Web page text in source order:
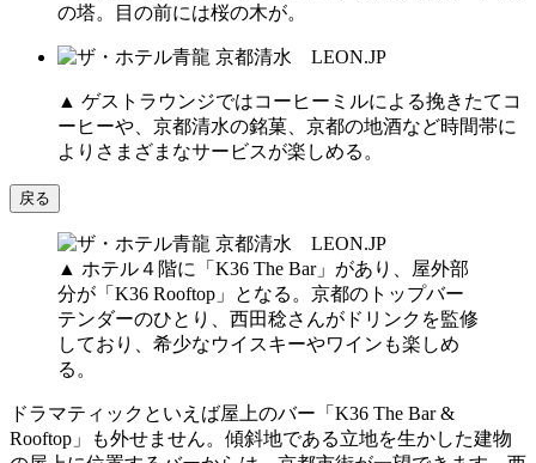
の塔。目の前には桜の木が。
▲ ゲストラウンジではコーヒーミルによる挽きたてコ
ーヒーや、京都清水の銘菓、京都の地酒など時間帯に
よりさまざまなサービスが楽しめる。
戻る
▲ ホテル４階に「K36 The Bar」があり、屋外部
分が「K36 Rooftop」となる。京都のトップバー
テンダーのひとり、西田稔さんがドリンクを監修
しており、希少なウイスキーやワインも楽しめ
る。
ドラマティックといえば屋上のバー「K36 The Bar &
Rooftop」も外せません。傾斜地である立地を生かした建物